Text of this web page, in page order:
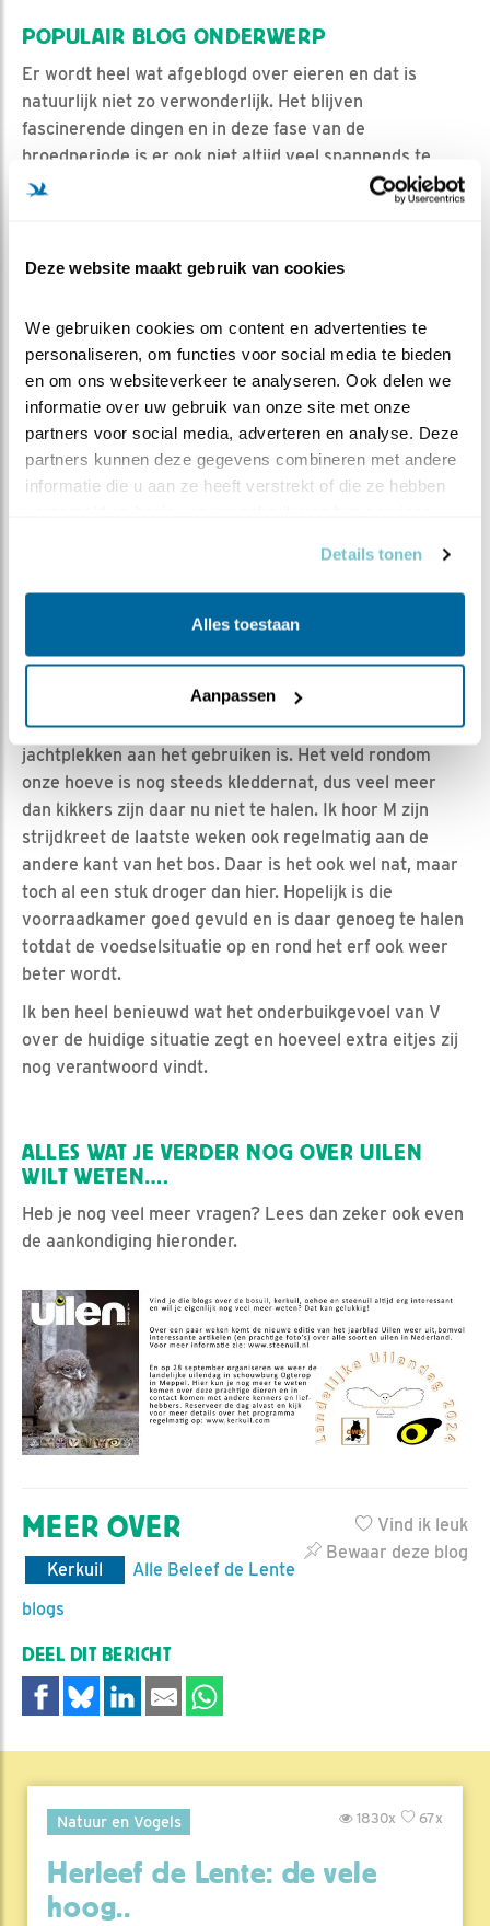
Deze website maakt gebruik van cookies
We gebruiken cookies om content en advertenties te
personaliseren, om functies voor social media te bieden
en om ons websiteverkeer te analyseren. Ook delen we
informatie over uw gebruik van onze site met onze
partners voor social media, adverteren en analyse. Deze
partners kunnen deze gegevens combineren met andere
informatie die u aan ze heeft verstrekt of die ze hebben
Details tonen
Alles toestaan
Aanpassen
POPULAIR BLOG ONDERWERP
Er wordt heel wat afgeblogd over eieren en dat is
natuurlijk niet zo verwonderlijk. Het blijven
fascinerende dingen en in deze fase van de
broedperiode is er ook niet altijd veel spannends te
beleven. Het meest spannende gebeurt nu buiten ons
hoewel er van binnen al van alles aan het veranderen
heel veel van te zien. Die eerste fase van de
ontwikkeling gaat nu eenmaal wat langzamer, maar in
de komende week zal dat al heel veel sneller gaan.In
dit blog uit 2021staat een hele mooie compilatiefoto,
die een beetje indruk geeft van hoe en hoe snel die
ontwikkeling in het ei verloopt.
We hebben natuurlijk nog geen idee op hoeveel eitjes M
en vooral V gaan inzetten dit jaar, maar er is een
Pasen gaan krijgen. E6 tegen het einde van 2e paasdag
of op 3e paasdag; het zou zo maar kunnen. Het is in
ieder geval duidelijk dat M een paar andere
jachtplekken aan het gebruiken is. Het veld rondom
onze hoeve is nog steeds kleddernat, dus veel meer
dan kikkers zijn daar nu niet te halen. Ik hoor M zijn
strijdkreet de laatste weken ook regelmatig aan de
andere kant van het bos. Daar is het ook wel nat, maar
toch al een stuk droger dan hier. Hopelijk is die
voorraadkamer goed gevuld en is daar genoeg te halen
totdat de voedselsituatie op en rond het erf ook weer
beter wordt.
Ik ben heel benieuwd wat het onderbuikgevoel van V
over de huidige situatie zegt en hoeveel extra eitjes zij
nog verantwoord vindt.
ALLES WAT JE VERDER NOG OVER UILEN
WILT WETEN….
Heb je nog veel meer vragen? Lees dan zeker ook even
de aankondiging hieronder.
Vind ik leuk
Bewaar deze blog
MEER OVER
Kerkuil
Alle Beleef de Lente
blogs
DEEL DIT BERICHT
Natuur en Vogels 67x
1830x
Herleef de Lente: de vele
hoog..